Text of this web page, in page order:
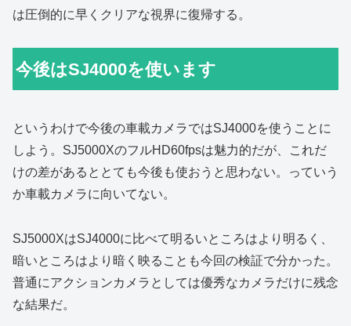
は圧倒的に早くクリアな視界に復帰する。
今後はSJ4000を使います
というわけで今後の車載カメラではSJ4000を使うことに
しよう。SJ5000XのフルHD60fpsは魅力的だが、これだ
けの差があるととても今後も使おうと思わない。っていう
か車載カメラに向いてない。
SJ5000XはSJ4000に比べて明るいところはより明るく、
暗いところはより暗く映ることも今回の検証で分かった。
普通にアクションカメラとしては優秀なカメラだけに残念
な結果だ。